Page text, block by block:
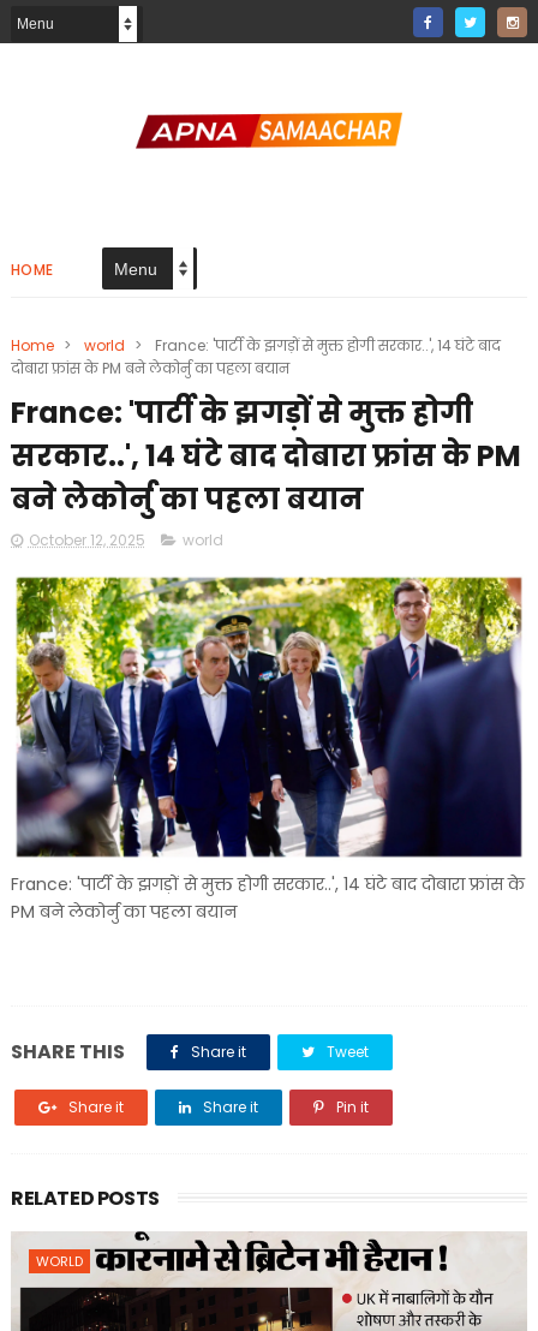
HOME
Home > world >
France: 'पार्टी के झगड़ों से मुक्त होगी सरकार..', 14 घंटे बाद
दोबारा फ्रांस के PM बने लेकोर्नु का पहला बयान
France: 'पार्टी के झगड़ों से मुक्त होगी
सरकार..', 14 घंटे बाद दोबारा फ्रांस के PM
बने लेकोर्नु का पहला बयान
October 12, 2025 world
France: 'पार्टी के झगड़ों से मुक्त होगी सरकार..', 14 घंटे बाद दोबारा फ्रांस के
PM बने लेकोर्नु का पहला बयान
SHARE THIS Share it Tweet
Share it Share it Pin it
RELATED POSTS
WORLD